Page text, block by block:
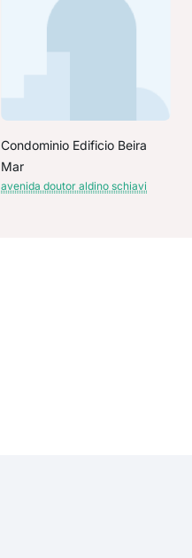
Condominio Edificio Beira
Mar
avenida doutor aldino schiavi